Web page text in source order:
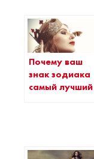
Почему ваш
знак зодиака
самый лучший